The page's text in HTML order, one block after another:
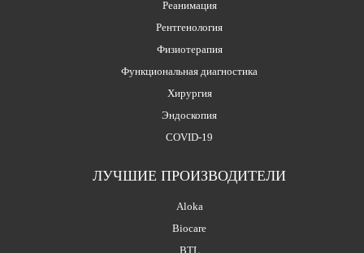
Реанимация
Рентгенология
Физиотерапия
Функциональная диагностика
Хирургия
Эндоскопия
COVID-19
ЛУЧШИЕ ПРОИЗВОДИТЕЛИ
Aloka
Biocare
BTL